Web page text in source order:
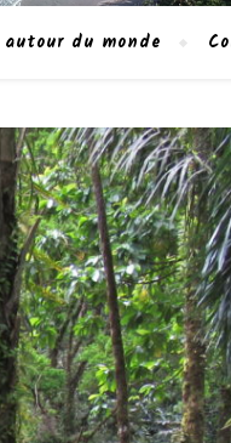
du monde